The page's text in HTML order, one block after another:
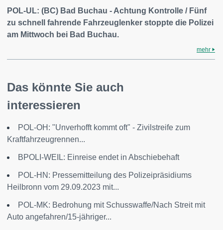
POL-UL: (BC) Bad Buchau - Achtung Kontrolle / Fünf
zu schnell fahrende Fahrzeuglenker stoppte die Polizei
am Mittwoch bei Bad Buchau.
mehr
Das könnte Sie auch
interessieren
POL-OH: "Unverhofft kommt oft" - Zivilstreife zum
Kraftfahrzeugrennen...
BPOLI-WEIL: Einreise endet in Abschiebehaft
POL-HN: Pressemitteilung des Polizeipräsidiums
Heilbronn vom 29.09.2023 mit...
POL-MK: Bedrohung mit Schusswaffe/Nach Streit mit
Auto angefahren/15-jähriger...